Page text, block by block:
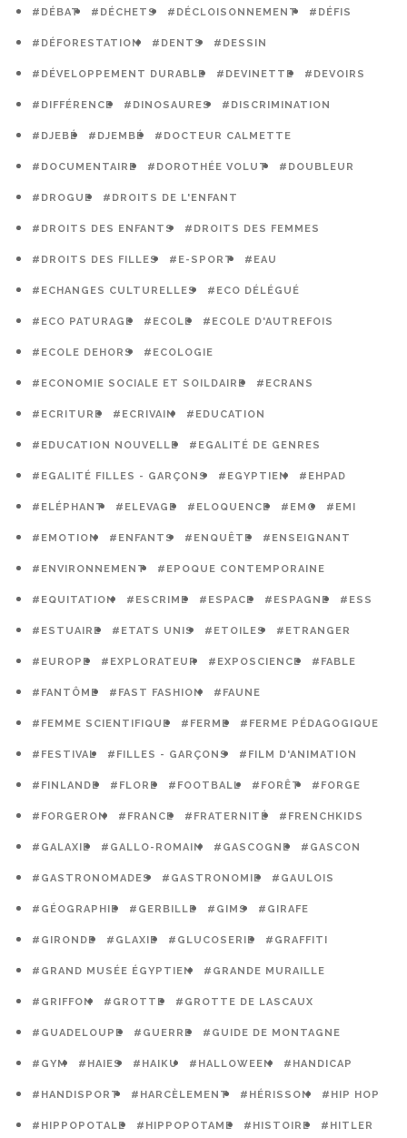
#DÉBAT #DÉCHETS #DÉCLOISONNEMENT #DÉFIS
#DÉFORESTATION #DENTS #DESSIN
#DÉVELOPPEMENT DURABLE #DEVINETTE #DEVOIRS
#DIFFÉRENCE #DINOSAURES #DISCRIMINATION
#DJEBÉ #DJEMBÉ #DOCTEUR CALMETTE
#DOCUMENTAIRE #DOROTHÉE VOLUT #DOUBLEUR
#DROGUE #DROITS DE L'ENFANT
#DROITS DES ENFANTS #DROITS DES FEMMES
#DROITS DES FILLES #E-SPORT #EAU
#ECHANGES CULTURELLES #ECO DÉLÉGUÉ
#ECO PATURAGE #ECOLE #ECOLE D'AUTREFOIS
#ECOLE DEHORS #ECOLOGIE
#ECONOMIE SOCIALE ET SOILDAIRE #ECRANS
#ECRITURE #ECRIVAIN #EDUCATION
#EDUCATION NOUVELLE #EGALITÉ DE GENRES
#EGALITÉ FILLES - GARÇONS #EGYPTIEN #EHPAD
#ELÉPHANT #ELEVAGE #ELOQUENCE #EMC #EMI
#EMOTION #ENFANTS #ENQUÊTE #ENSEIGNANT
#ENVIRONNEMENT #EPOQUE CONTEMPORAINE
#EQUITATION #ESCRIME #ESPACE #ESPAGNE #ESS
#ESTUAIRE #ETATS UNIS #ETOILES #ETRANGER
#EUROPE #EXPLORATEUR #EXPOSCIENCE #FABLE
#FANTÔME #FAST FASHION #FAUNE
#FEMME SCIENTIFIQUE #FERME #FERME PÉDAGOGIQUE
#FESTIVAL #FILLES - GARÇONS #FILM D'ANIMATION
#FINLANDE #FLORE #FOOTBALL #FORÊT #FORGE
#FORGERON #FRANCE #FRATERNITÉ #FRENCHKIDS
#GALAXIE #GALLO-ROMAIN #GASCOGNE #GASCON
#GASTRONOMADES #GASTRONOMIE #GAULOIS
#GÉOGRAPHIE #GERBILLE #GIMS #GIRAFE
#GIRONDE #GLAXIE #GLUCOSERIE #GRAFFITI
#GRAND MUSÉE ÉGYPTIEN #GRANDE MURAILLE
#GRIFFON #GROTTE #GROTTE DE LASCAUX
#GUADELOUPE #GUERRE #GUIDE DE MONTAGNE
#GYM #HAIES #HAIKU #HALLOWEEN #HANDICAP
#HANDISPORT #HARCÈLEMENT #HÉRISSON #HIP HOP
#HIPPOPOTALE #HIPPOPOTAME #HISTOIRE #HITLER